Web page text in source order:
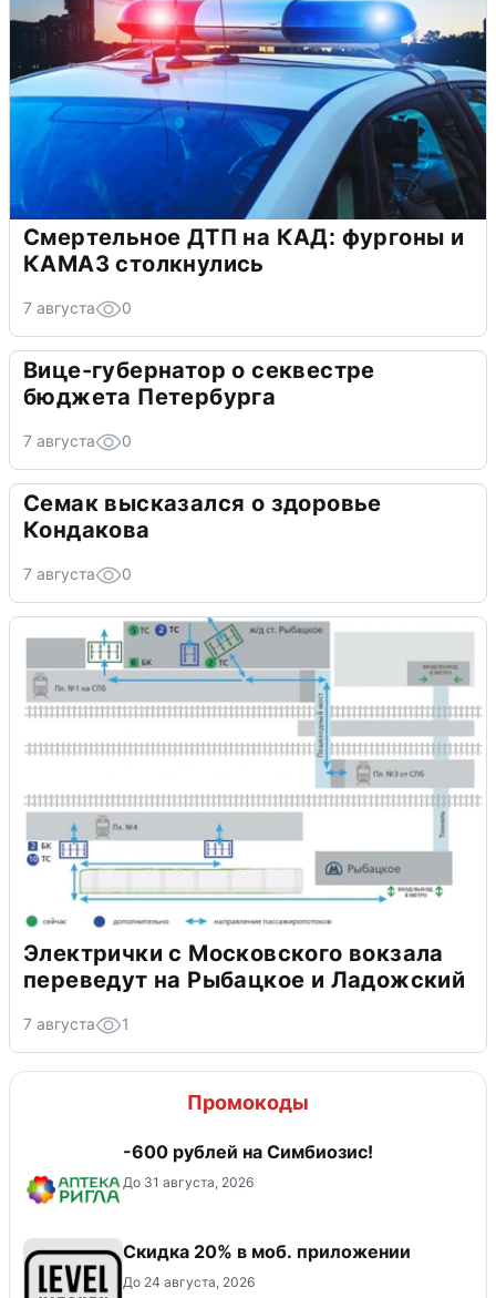
Смертельное ДТП на КАД: фургоны и
КАМАЗ столкнулись
7 августа 0
Вице-губернатор о секвестре
бюджета Петербурга
7 августа 0
Семак высказался о здоровье
Кондакова
7 августа 0
Электрички с Московского вокзала
переведут на Рыбацкое и Ладожский
7 августа 1
Промокоды
-600 рублей на Симбиозис!
До 31 августа, 2026
Скидка 20% в моб. приложении
До 24 августа, 2026